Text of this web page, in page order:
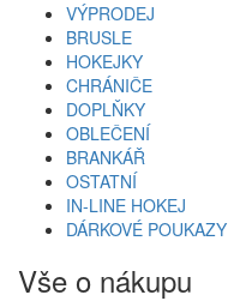
VÝPRODEJ
BRUSLE
HOKEJKY
CHRÁNIČE
DOPLŇKY
OBLEČENÍ
BRANKÁŘ
OSTATNÍ
IN-LINE HOKEJ
DÁRKOVÉ POUKAZY
Vše o nákupu